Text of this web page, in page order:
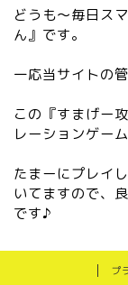
どうも〜毎日ス
ん』です。
一応当サイトの
この『すまげー
レーションゲー
たまーにプレイ
いてますので、
です♪
プ